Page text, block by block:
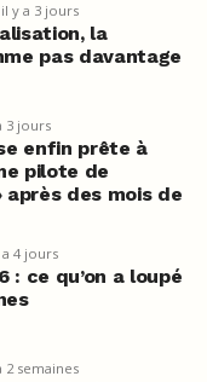
il y a 3 jours
la
pas davantage
3 jours
enfin prête à
pilote de
après des mois de
a 4 jours
: ce qu’on a loupé
2 semaines